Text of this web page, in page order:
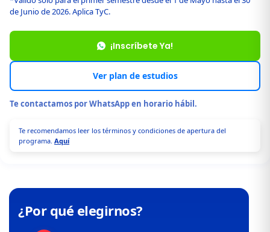
de Junio de 2026. Aplica TyC.
¡Inscríbete Ya!
Ver plan de estudios
Te contactamos por WhatsApp en horario hábil.
Te recomendamos leer los términos y condiciones de apertura del
programa. Aquí
¿Por qué elegirnos?